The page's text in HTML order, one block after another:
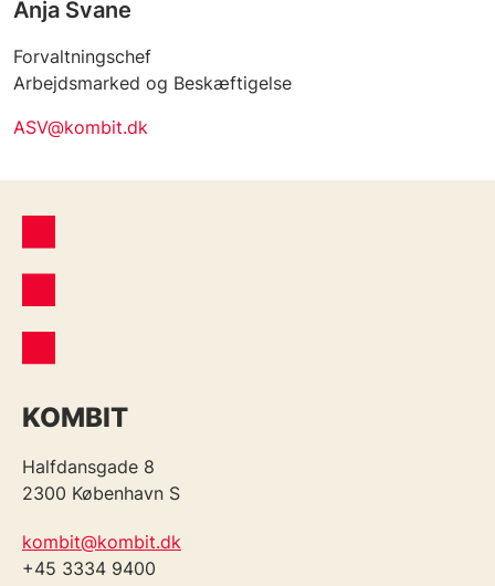
Anja Svane
Forvaltningschef
Arbejdsmarked og Beskæftigelse
ASV@kombit.dk
KOMBIT
Halfdansgade 8
2300 København S
kombit@kombit.dk
+45 3334 9400